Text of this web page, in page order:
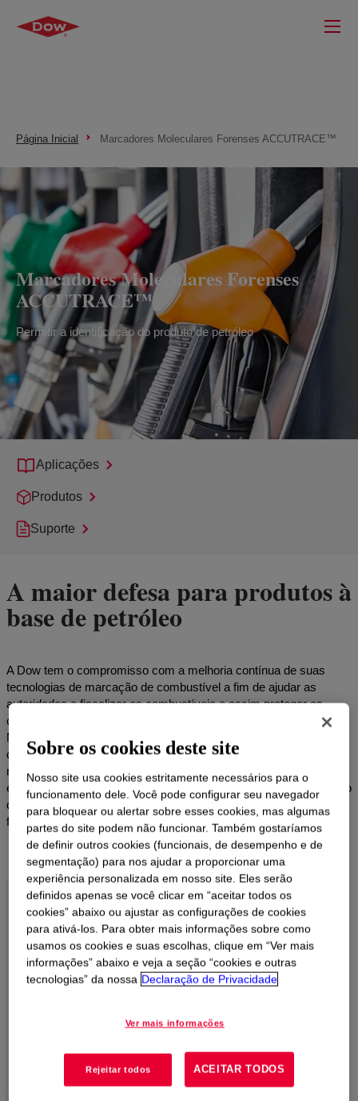
Página Inicial Marcadores Moleculares Forenses ACCUTRACE™
Marcadores Moleculares Forenses
ACCUTRACE™
Permitir a identificação do produto de petróleo
Aplicações
Produtos
Suporte
A maior defesa para produtos à
base de petróleo
A Dow tem o compromisso com a melhoria contínua de suas
tecnologias de marcação de combustível a fim de ajudar as
autoridades a fiscalizar os combustíveis e assim proteger os
cidadãos, a economia e o meio-ambiente. ACCUTRACE™ é um
Marcador de Combustível que permite identificar produtos à base
de petróleo por meio de uma tecnologia de marcação molecular
resistente às técnicas mais comuns de remoção. É amplamente
empregado na autenticação de marcas, prevenção de adulteração
de combustíveis, rastreamento de produtos à base de petróleo e
fiscalização do cumprimento das leis regulatórias.
Custo-Benefício
Excelente custo-benefício para programas de identificação
de marcas e de adequação fiscal – identificação em partes
por milhão
Robustez
Protege contra as técnicas mais comuns de remoção de
Sobre os cookies deste site
Nosso site usa cookies estritamente necessários para o
funcionamento dele. Você pode configurar seu navegador
para bloquear ou alertar sobre esses cookies, mas algumas
partes do site podem não funcionar. Também gostaríamos
de definir outros cookies (funcionais, de desempenho e de
segmentação) para nos ajudar a proporcionar uma
experiência personalizada em nosso site. Eles serão
definidos apenas se você clicar em “aceitar todos os
cookies” abaixo ou ajustar as configurações de cookies
para ativá-los. Para obter mais informações sobre como
usamos os cookies e suas escolhas, clique em “Ver mais
informações” abaixo e veja a seção “cookies e outras
tecnologias” da nossa Declaração de Privacidade
Ver mais informações
Rejeitar todos ACEITAR TODOS